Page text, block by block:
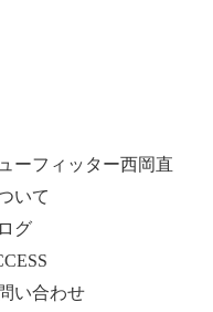
ーフィッター西岡直
いて
グ
い合わせ